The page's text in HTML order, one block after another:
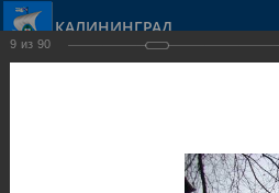
КАЛИНИНГРАД
9 из 90